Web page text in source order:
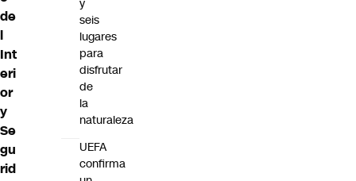
de
l
Int
eri
or
y
Se
gu
rid
y
seis
lugares
para
disfrutar
de
la
naturaleza
UEFA
confirma